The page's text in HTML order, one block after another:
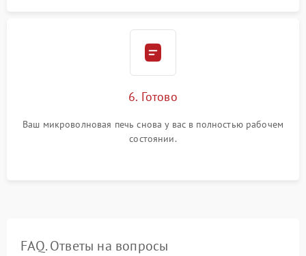
6. Готово
Ваш микроволновая печь снова у вас в полностью рабочем
состоянии.
FAQ. Ответы на вопросы